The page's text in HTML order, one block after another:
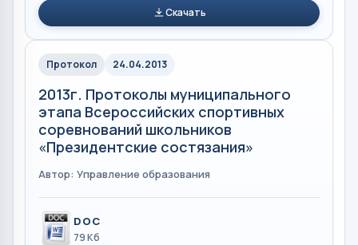
Скачать
Протокол 24.04.2013
2013г. Протоколы муниципального
этапа Всероссийских спортивных
соревнований школьников
«Президентские состязания»
Автор: Управление образования
DOC
79 Кб